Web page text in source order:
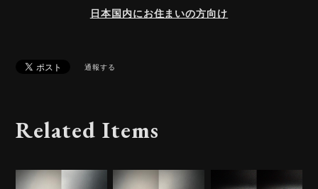
日本国内にお住まいの方向け
通報する
Related Items